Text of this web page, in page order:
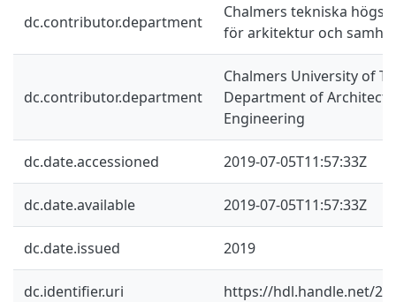
dc.contributor.department
Chalmers tekniska
för arkitektur och
dc.contributor.department
Chalmers University of
Department of
Engineering
dc.date.accessioned 2019-07-05T11:57:33Z
dc.date.available 2019-07-05T11:57:33Z
dc.date.issued 2019
dc.identifier.uri https://hdl.handle.net/